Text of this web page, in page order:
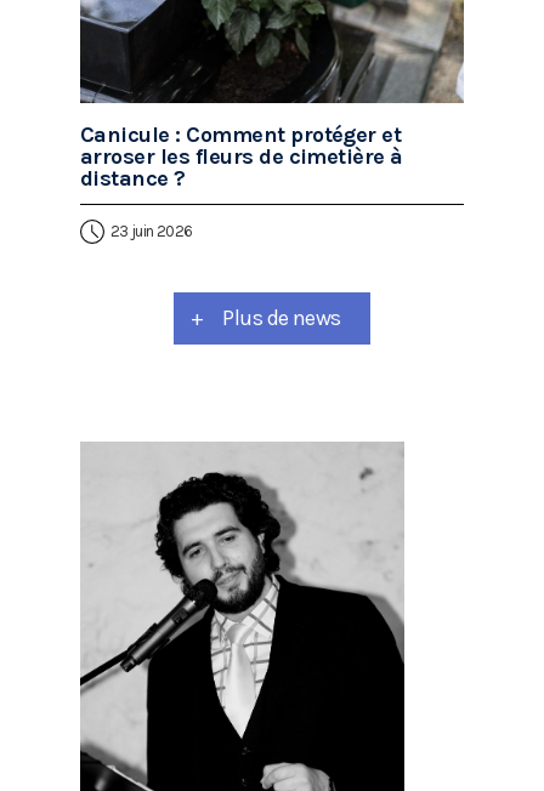
Canicule : Comment protéger et
arroser les fleurs de cimetière à
distance ?
23 juin 2026
+ Plus de news